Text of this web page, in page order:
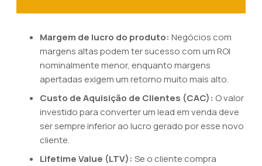
Margem de lucro do produto: Negócios com
margens altas podem ter sucesso com um ROI
nominalmente menor, enquanto margens
apertadas exigem um retorno muito mais alto.
Custo de Aquisição de Clientes (CAC): O valor
investido para converter um lead em venda deve
ser sempre inferior ao lucro gerado por esse novo
cliente.
Lifetime Value (LTV): Se o cliente compra